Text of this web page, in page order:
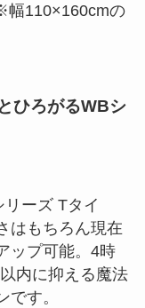
幅110×160cmの
ひろがるWBシ
ーズ Tタイ
はもちろん現在
ップ可能。4時
内に抑える魔法
す。